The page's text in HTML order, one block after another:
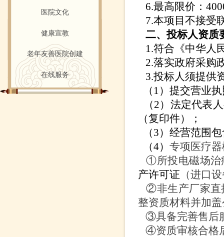
6.最高限价：
7.本项目不接受
二、投标人资质
1.符合《中华人
2.落实政府采购
3.投标人须提供
（ 1）提交营业
（2）法定代表
（复印件）；
（3） 经营范围
（4） 专项医疗
①所投电磁场治
产许可证 （进口
②非生产厂家
整资质材料并加
③具备完善售后
④资质审核合格
医院文化
健康宣教
老年友善医院创建
在线服务